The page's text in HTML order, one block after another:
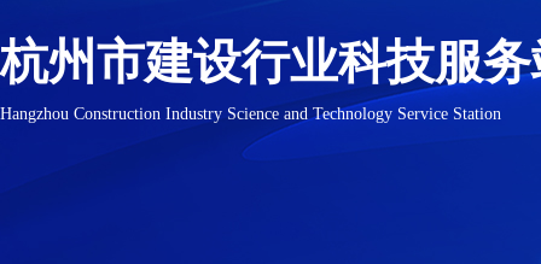
杭州市建设行业科技服
Hangzhou Construction Industry Science and Technology Service Station